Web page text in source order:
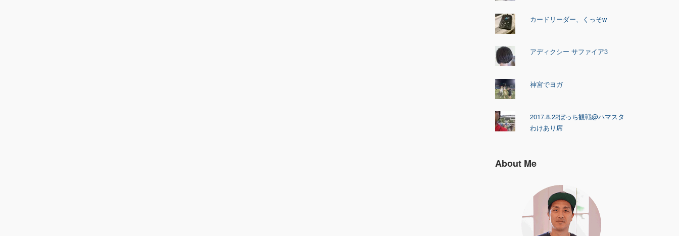
カードリーダー、くっそw
アディクシー サファイア3
神宮でヨガ
2017.8.22ぼっち観戦@ハマスタ
わけあり席
About Me